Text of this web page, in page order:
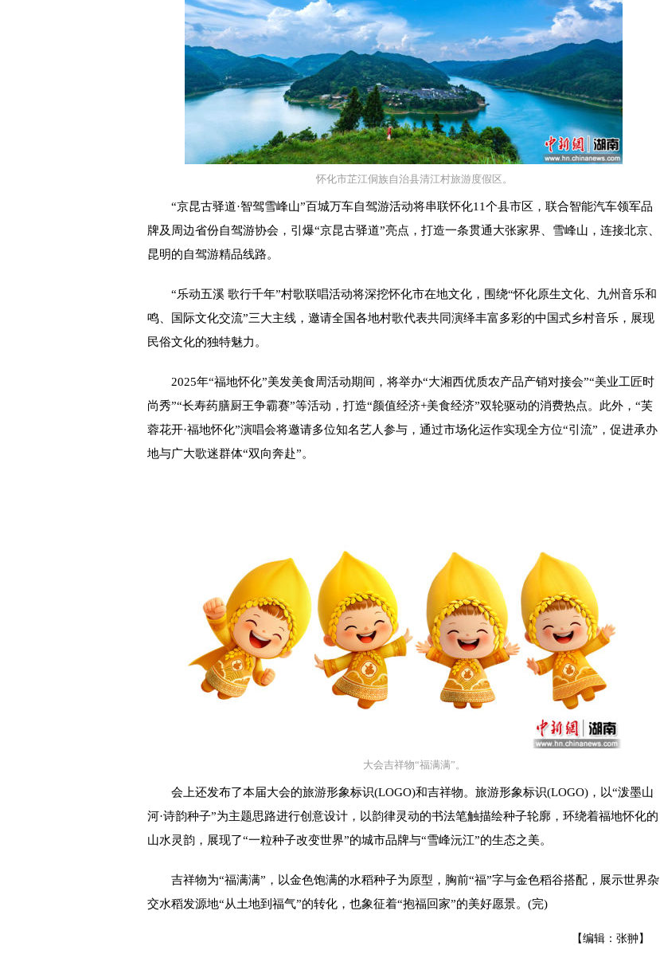
怀化市芷江侗族自治县清江村旅游度假区。
“京昆古驿道·智驾雪峰山”百城万车自驾游活动将串联怀化11个县市区，联合智能汽车领军品
牌及周边省份自驾游协会，引爆“京昆古驿道”亮点，打造一条贯通大张家界、雪峰山，连接北京、
昆明的自驾游精品线路。
“乐动五溪 歌行千年”村歌联唱活动将深挖怀化市在地文化，围绕“怀化原生文化、九州音乐和
鸣、国际文化交流”三大主线，邀请全国各地村歌代表共同演绎丰富多彩的中国式乡村音乐，展现
民俗文化的独特魅力。
2025年“福地怀化”美发美食周活动期间，将举办“大湘西优质农产品产销对接会”“美业工匠时
尚秀”“长寿药膳厨王争霸赛”等活动，打造“颜值经济+美食经济”双轮驱动的消费热点。此外，“芙
蓉花开·福地怀化”演唱会将邀请多位知名艺人参与，通过市场化运作实现全方位“引流”，促进承办
地与广大歌迷群体“双向奔赴”。
大会吉祥物“福满满”。
会上还发布了本届大会的旅游形象标识(LOGO)和吉祥物。旅游形象标识(LOGO)，以“泼墨山
河·诗韵种子”为主题思路进行创意设计，以韵律灵动的书法笔触描绘种子轮廓，环绕着福地怀化的
山水灵韵，展现了“一粒种子改变世界”的城市品牌与“雪峰沅江”的生态之美。
吉祥物为“福满满”，以金色饱满的水稻种子为原型，胸前“福”字与金色稻谷搭配，展示世界杂
交水稻发源地“从土地到福气”的转化，也象征着“抱福回家”的美好愿景。(完)
【编辑：张翀】